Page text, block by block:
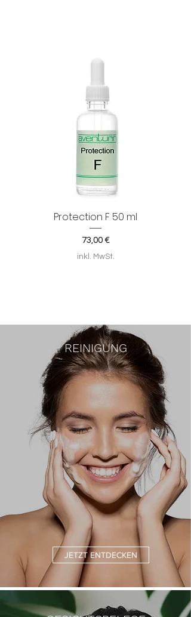
Protection F 50 ml
Preis
73,00 €
inkl. MwSt.
REINIGUNG
JETZT ENTDECKEN